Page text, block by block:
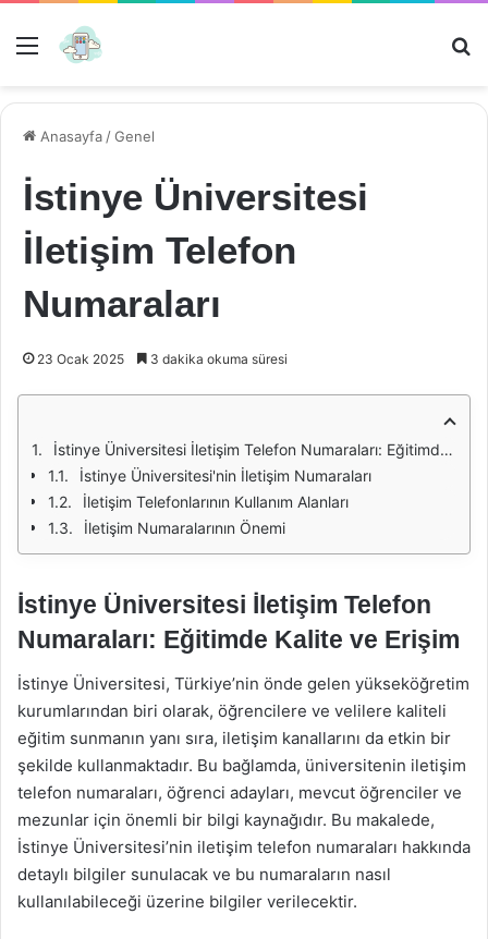
Menü
Anasayfa /Genel
İstinye Üniversitesi
İletişim Telefon
Numaraları
23 Ocak 2025 3 dakika okuma süresi
İstinye Üniversitesi İletişim Telefon Numaraları: Eğitimde Kalite ve Erişim
İstinye Üniversitesi'nin İletişim Numaraları
İletişim Telefonlarının Kullanım Alanları
İletişim Numaralarının Önemi
İstinye Üniversitesi İletişim Telefon
Numaraları: Eğitimde Kalite ve Erişim
İstinye Üniversitesi, Türkiye’nin önde gelen yükseköğretim
kurumlarından biri olarak, öğrencilere ve velilere kaliteli
eğitim sunmanın yanı sıra, iletişim kanallarını da etkin bir
şekilde kullanmaktadır. Bu bağlamda, üniversitenin iletişim
telefon numaraları, öğrenci adayları, mevcut öğrenciler ve
mezunlar için önemli bir bilgi kaynağıdır. Bu makalede,
İstinye Üniversitesi’nin iletişim telefon numaraları hakkında
detaylı bilgiler sunulacak ve bu numaraların nasıl
kullanılabileceği üzerine bilgiler verilecektir.